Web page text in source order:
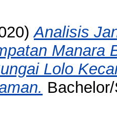
Analisis
Manara
Lolo